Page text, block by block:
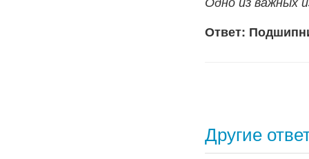
Ответ:
Другие